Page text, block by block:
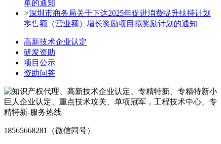
单的通知
>深圳市商务局关于下达2025年促进消费提升扶持计划
零售额（营业额）增长奖励项目拟奖励计划的通知
高新技术企业认定
研发资助
项目公示
资助问答
18565668281（微信同号）